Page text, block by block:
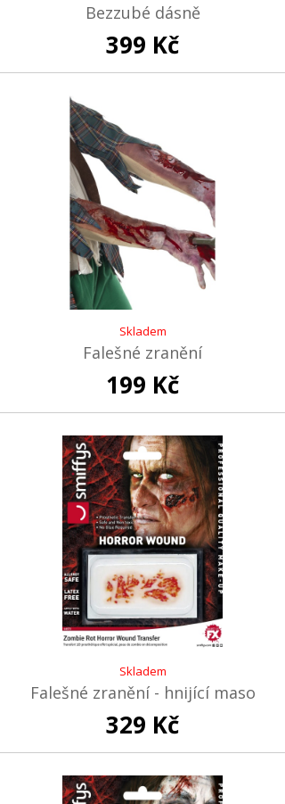
Bezzubé dásně
399 Kč
Skladem
Falešné zranění
199 Kč
Skladem
Falešné zranění - hnijící maso
329 Kč